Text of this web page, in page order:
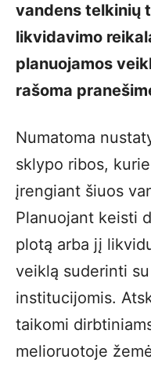
vandens telkinių
likvidavimo
planuojamos
rašoma
Numatoma
sklypo ribos,
įrengiant šiuos
Planuojant keisti
plotą arba jį
veiklą suderinti
institucijomis.
taikomi
melioruotoje